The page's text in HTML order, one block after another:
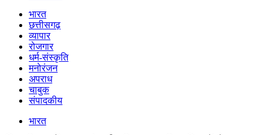
भारत
छत्तीसगढ़
व्यापार
रोजगार
धर्म-संस्कृति
मनोरंजन
अपराध
चाबुक
संपादकीय
भारत